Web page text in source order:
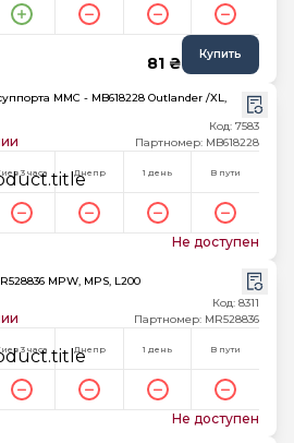
81 ₴ Купить
MMC - MB618228 Outlander /XL,
Код: 7583
Партномер: MB618228
3 часа Днепр 1 день В пути
Не доступен
MPW, MPS, L200
Код: 8311
Партномер: MR528836
3 часа Днепр 1 день В пути
Не доступен